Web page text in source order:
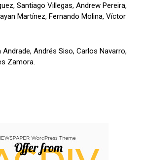
Santiago Villegas, Andrew Pereira,
Martínez, Fernando Molina, Víctor
Andrade, Andrés Siso, Carlos Navarro,
Zamora.